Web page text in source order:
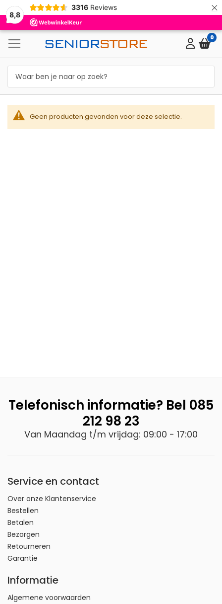
8,8
3316 Reviews ×
0
Geen producten gevonden voor deze selectie.
Telefonisch informatie? Bel 085
212 98 23
Van Maandag t/m vrijdag: 09:00 - 17:00
Service en contact
Over onze Klantenservice
Bestellen
Betalen
Bezorgen
Retourneren
Garantie
Informatie
Algemene voorwaarden